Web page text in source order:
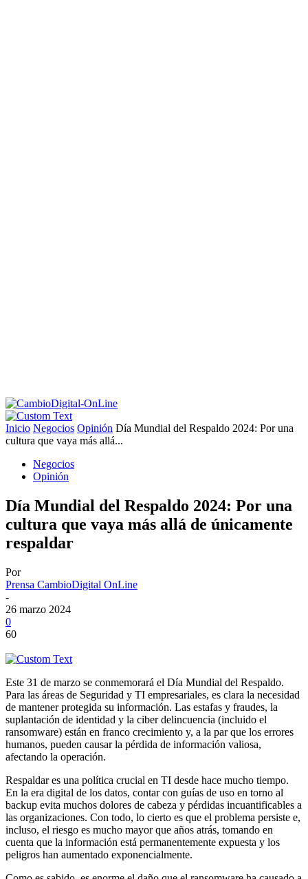
Inicio Negocios Opinión Día Mundial del Respaldo 2024: Por una
cultura que vaya más allá...
Negocios
Opinión
Día Mundial del Respaldo 2024: Por una
cultura que vaya más allá de únicamente
respaldar
Por
Prensa CambioDigital OnLine
-
26 marzo 2024
0
60
Este 31 de marzo se conmemorará el Día Mundial del Respaldo.
Para las áreas de Seguridad y TI empresariales, es clara la necesidad
de mantener protegida su información. Las estafas y fraudes, la
suplantación de identidad y la ciber delincuencia (incluido el
ransomware) están en franco crecimiento y, a la par que los errores
humanos, pueden causar la pérdida de información valiosa,
afectando la operación.
Respaldar es una política crucial en TI desde hace mucho tiempo.
En la era digital de los datos, contar con guías de uso en torno al
backup evita muchos dolores de cabeza y pérdidas incuantificables a
las organizaciones. Con todo, lo cierto es que el problema persiste e,
incluso, el riesgo es mucho mayor que años atrás, tomando en
cuenta que la información está permanentemente expuesta y los
peligros han aumentado exponencialmente.